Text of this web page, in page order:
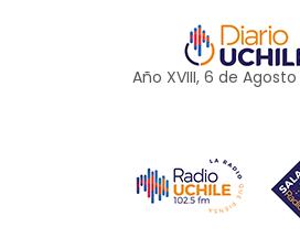
Año XVIII, 6 de Agosto